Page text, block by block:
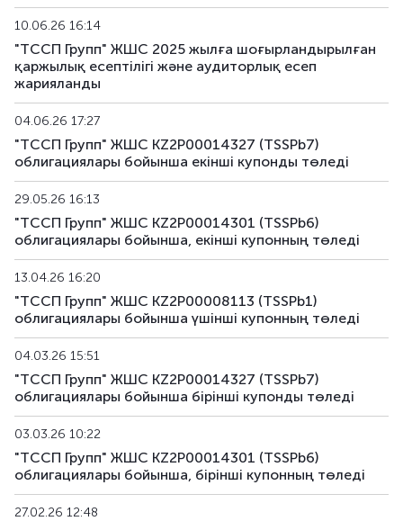
10.06.26 16:14
"ТССП Групп" ЖШС 2025 жылға шоғырландырылған
қаржылық есептілігі және аудиторлық есеп
жарияланды
04.06.26 17:27
"ТССП Групп" ЖШС KZ2P00014327 (TSSPb7)
облигациялары бойынша екiншi купонды төледі
29.05.26 16:13
"ТССП Групп" ЖШС KZ2P00014301 (TSSPb6)
облигациялары бойынша, екiнші купонның төледi
13.04.26 16:20
"ТССП Групп" ЖШС KZ2P00008113 (TSSPb1)
облигациялары бойынша үшінші купонның төледi
04.03.26 15:51
"ТССП Групп" ЖШС KZ2P00014327 (TSSPb7)
облигациялары бойынша бiрiншi купонды төледі
03.03.26 10:22
"ТССП Групп" ЖШС KZ2P00014301 (TSSPb6)
облигациялары бойынша, бірiнші купонның төледi
27.02.26 12:48